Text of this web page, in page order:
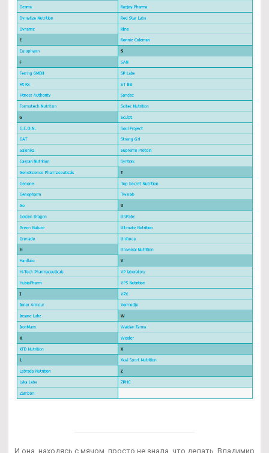
И она, находясь с мячом, просто не знала, что делать. Владимир